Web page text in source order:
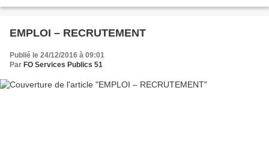
EMPLOI – RECRUTEMENT
Publié le 24/12/2016 à 09:01
Par FO Services Publics 51